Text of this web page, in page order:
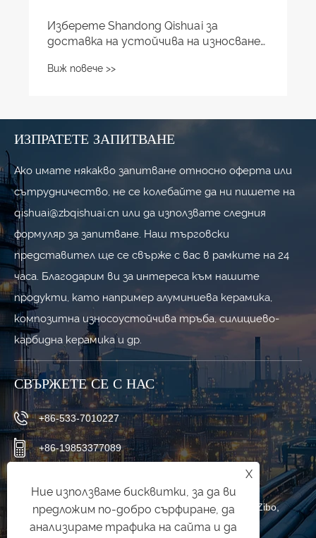
ИЗПРАТЕТЕ ЗАПИТВАНЕ
Ако имате някакво запитване относно оферта или
сътрудничество, не се колебайте да ни пишете на
qishuai@zbqishuai.cn или да използвате следния
формуляр за запитване. Наш търговски
представител ще се свърже с вас в рамките на 24
часа. Благодарим ви за интереса към нашите
продукти, като например алуминиева керамика,
композитна износоустойчива тръба, силициево-
карбидна керамика и др.
СВЪРЖЕТЕ СЕ С НАС
+86-533-7010227
+86-19853377089
Индустриален парк Phoenix, област Linzi, град Zibo,
провинция Shandong, Китай
X
Ние използваме бисквитки, за да ви
предложим по-добро сърфиране, да
анализираме трафика на сайта и да